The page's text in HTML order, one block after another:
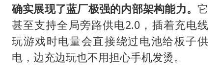
确实展现了蓝厂极强的内部架构能力。它
甚至支持全局旁路供电2.0，插着充电线
玩游戏时电量会直接绕过电池给板子供
电，边充边玩也不用担心手机发烫。